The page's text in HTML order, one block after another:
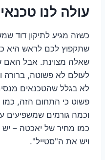
עולה לנו
כשזה מגיע לתיקון דוד
שתקפוץ לכם לראש היא
שאלה מצוינת. אבל
לא בגלל שהטכנאים
פשוט כי התחום הזה,
וכמה גורמים
כמו מחיר של יאכטה –
ויש את ה"סטייל".